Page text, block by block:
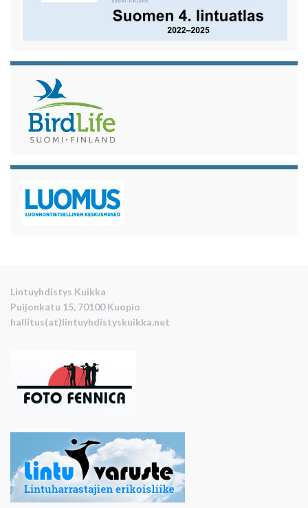
Lintuyhdistys Kuikka
Puijonkatu 15, 70100 Kuopio
hallitus(at)lintuyhdistyskuikka.net